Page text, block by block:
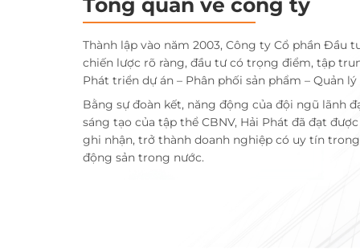
Thành lập vào năm 2003, Công ty Cổ phần Đầu
chiến lược rõ ràng, đầu tư có trọng điểm, tập
Phát triển dự án – Phân phối sản phẩm – Quản
Bằng sự đoàn kết, năng động của đội ngũ lãnh
sáng tạo của tập thể CBNV, Hải Phát đã đạt
ghi nhận, trở thành doanh nghiệp có uy tín
động sản trong nước.